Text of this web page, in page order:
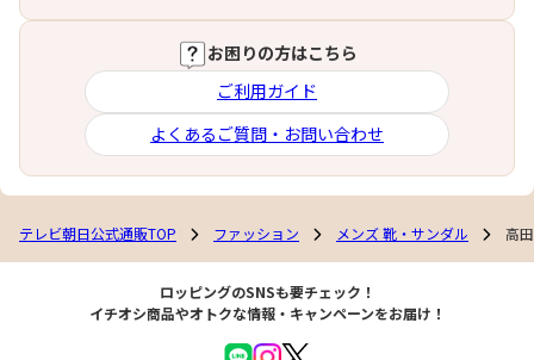
お困りの方はこちら
ご利用ガイド
よくあるご質問・お問い合わせ
テレビ朝日公式通販TOP ファッション メンズ 靴・サンダル 高
ロッピングのSNSも要チェック！
イチオシ商品やオトクな情報・キャンペーンをお届け！